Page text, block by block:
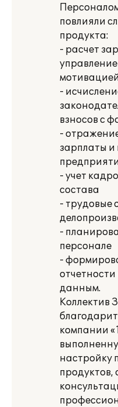
повлияли
продукта:
- расчет
-
взносов с
-
зарплаты и
- учет
состава
- трудовые
-
персонале
-
данным.
Коллектив
компании
настройку
продуктов,